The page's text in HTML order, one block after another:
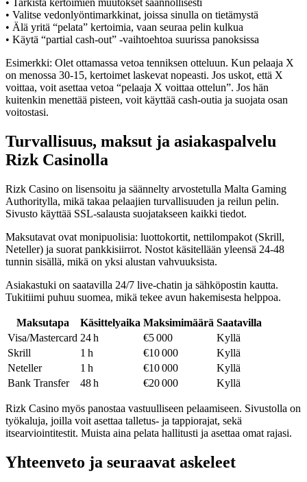
• Tarkista kertoimien muutokset säännöllisesti
• Valitse vedonlyöntimarkkinat, joissa sinulla on tietämystä
• Älä yritä “pelata” kertoimia, vaan seuraa pelin kulkua
• Käytä “partial cash‑out” -vaihtoehtoa suurissa panoksissa
Esimerkki: Olet ottamassa vetoa tenniksen otteluun. Kun pelaaja X
on menossa 30‑15, kertoimet laskevat nopeasti. Jos uskot, että X
voittaa, voit asettaa vetoa “pelaaja X voittaa ottelun”. Jos hän
kuitenkin menettää pisteen, voit käyttää cash‑outia ja suojata osan
voitostasi.
Turvallisuus, maksut ja asiakaspalvelu
Rizk Casinolla
Rizk Casino on lisensoitu ja säännelty arvostetulla Malta Gaming
Authoritylla, mikä takaa pelaajien turvallisuuden ja reilun pelin.
Sivusto käyttää SSL‑salausta suojatakseen kaikki tiedot.
Maksutavat ovat monipuolisia: luottokortit, nettilompakot (Skrill,
Neteller) ja suorat pankkisiirrot. Nostot käsitellään yleensä 24‑48
tunnin sisällä, mikä on yksi alustan vahvuuksista.
Asiakastuki on saatavilla 24/7 live‑chatin ja sähköpostin kautta.
Tukitiimi puhuu suomea, mikä tekee avun hakemisesta helppoa.
Maksutapa Käsittelyaika Maksimimäärä Saatavilla
Visa/Mastercard 24 h €5 000
Kyllä
Skrill
1 h €10 000
Kyllä
Neteller
1 h €10 000
Kyllä
Bank Transfer
48 h €20 000 Kyllä
Rizk Casino myös panostaa vastuulliseen pelaamiseen. Sivustolla on
työkaluja, joilla voit asettaa talletus- ja tappiorajat, sekä
itsearviointitestit. Muista aina pelata hallitusti ja asettaa omat rajasi.
Yhteenveto ja seuraavat askeleet